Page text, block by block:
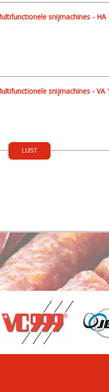
snijmachines - HA
snijmachines - VA
LIJST